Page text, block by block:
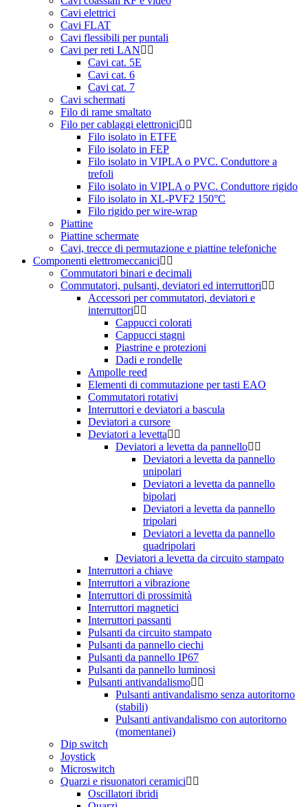
Cavi elettrici
Cavi FLAT
Cavi flessibili per puntali
Cavi per reti LAN
Cavi cat. 5E
Cavi cat. 6
Cavi cat. 7
Cavi schermati
Filo di rame smaltato
Filo per cablaggi elettronici
Filo isolato in ETFE
Filo isolato in FEP
Filo isolato in VIPLA o PVC. Conduttore a
trefoli
Filo isolato in VIPLA o PVC. Conduttore rigido
Filo isolato in XL-PVF2 150°C
Filo rigido per wire-wrap
Piattine
Piattine schermate
Cavi, trecce di permutazione e piattine telefoniche
Componenti elettromeccanici
Commutatori binari e decimali
Commutatori, pulsanti, deviatori ed interruttori
Accessori per commutatori, deviatori e
interruttori
Cappucci colorati
Cappucci stagni
Piastrine e protezioni
Dadi e rondelle
Ampolle reed
Elementi di commutazione per tasti EAO
Commutatori rotativi
Interruttori e deviatori a bascula
Deviatori a cursore
Deviatori a levetta
Deviatori a levetta da pannello
Deviatori a levetta da pannello
unipolari
Deviatori a levetta da pannello
bipolari
Deviatori a levetta da pannello
tripolari
Deviatori a levetta da pannello
quadripolari
Deviatori a levetta da circuito stampato
Interruttori a chiave
Interruttori a vibrazione
Interruttori di prossimità
Interruttori magnetici
Interruttori passanti
Pulsanti da circuito stampato
Pulsanti da pannello ciechi
Pulsanti da pannello IP67
Pulsanti da pannello luminosi
Pulsanti antivandalismo
Pulsanti antivandalismo senza autoritorno
(stabili)
Pulsanti antivandalismo con autoritorno
(momentanei)
Dip switch
Joystick
Microswitch
Quarzi e risuonatori ceramici
Oscillatori ibridi